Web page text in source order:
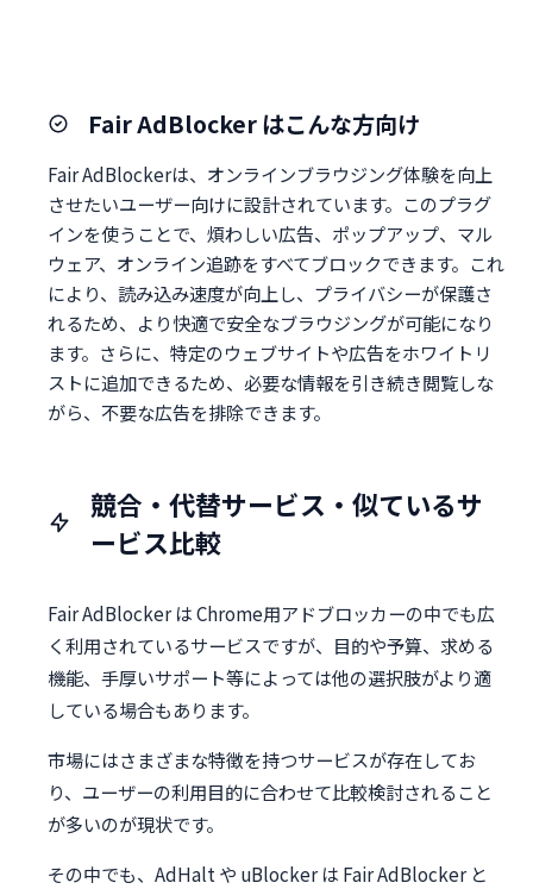
Fair AdBlocker はこんな方向け
Fair AdBlockerは、オンラインブラウジング体験を向上
させたいユーザー向けに設計されています。このプラグ
インを使うことで、煩わしい広告、ポップアップ、マル
ウェア、オンライン追跡をすべてブロックできます。これ
により、読み込み速度が向上し、プライバシーが保護さ
れるため、より快適で安全なブラウジングが可能になり
ます。さらに、特定のウェブサイトや広告をホワイトリ
ストに追加できるため、必要な情報を引き続き閲覧しな
がら、不要な広告を排除できます。
競合・代替サービス・似ているサ
ービス比較
Fair AdBlocker は Chrome用アドブロッカーの中でも広
く利用されているサービスですが、目的や予算、求める
機能、手厚いサポート等によっては他の選択肢がより適
している場合もあります。
市場にはさまざまな特徴を持つサービスが存在してお
り、ユーザーの利用目的に合わせて比較検討されること
が多いのが現状です。
その中でも、AdHalt や uBlocker は Fair AdBlocker と